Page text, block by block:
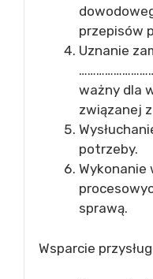
przepisów
Uznanie
ważny dla
związanej
potrzeby.
Wykonanie
sprawą.
Wsparcie